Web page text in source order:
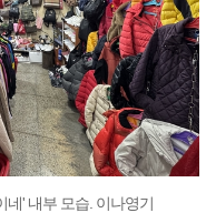
네' 내부 모습. 이나영기